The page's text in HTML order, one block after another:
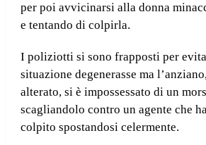
per poi avvicinarsi alla donna
e tentando di colpirla.
I poliziotti si sono frapposti per
situazione degenerasse ma
alterato, si è impossessato di un
scagliandolo contro un agente che
colpito spostandosi celermente.